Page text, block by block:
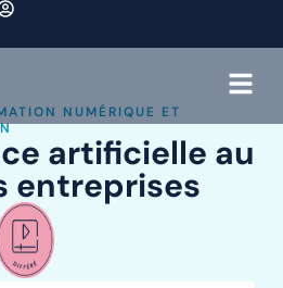
NUMÉRIQUE ET
artificielle au
entreprises